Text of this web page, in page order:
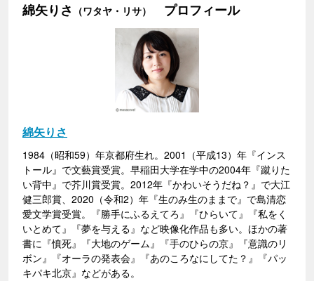
綿矢りさ （ワタヤ・リサ） プロフィール
綿矢りさ
1984（昭和59）年京都府生れ。2001（平成13）年『インス
トール』で文藝賞受賞。早稲田大学在学中の2004年『蹴りた
い背中』で芥川賞受賞。2012年『かわいそうだね？』で大江
健三郎賞、2020（令和2）年『生のみ生のままで』で島清恋
愛文学賞受賞。『勝手にふるえてろ』『ひらいて』『私をく
いとめて』『夢を与える』など映像化作品も多い。ほかの著
書に『憤死』『大地のゲーム』『手のひらの京』『意識のリ
ボン』『オーラの発表会』『あのころなにしてた？』『パッ
キパキ北京』などがある。